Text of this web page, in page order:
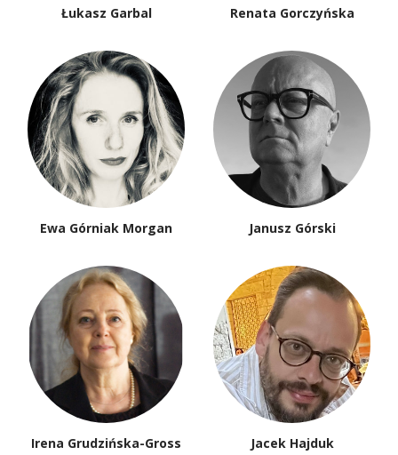
Łukasz Garbal Renata Gorczyńska
Ewa Górniak Morgan Janusz Górski
Irena Grudzińska-Gross Jacek Hajduk